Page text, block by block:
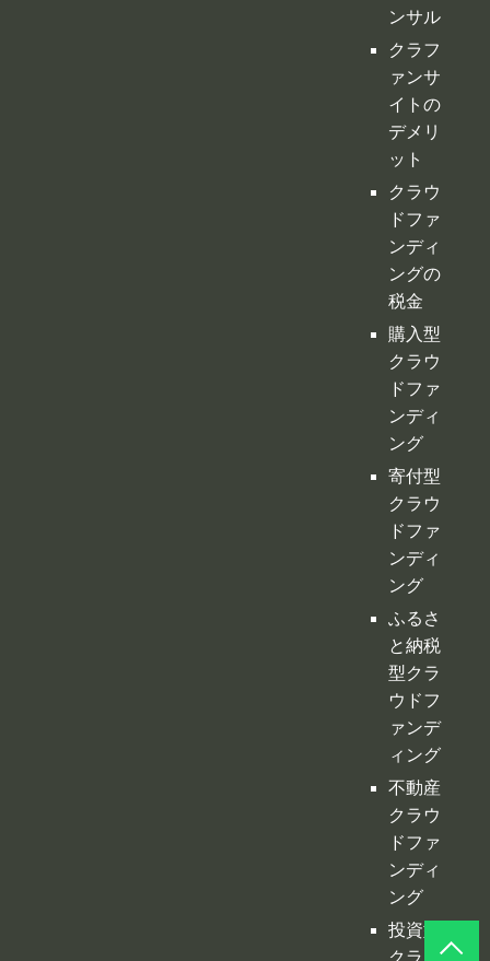
ンサル
クラフ
ァンサ
イトの
デメリ
ット
クラウ
ドファ
ンディ
ングの
税金
購入型
クラウ
ドファ
ンディ
ング
寄付型
クラウ
ドファ
ンディ
ング
ふるさ
と納税
型クラ
ウドフ
ァンデ
ィング
不動産
クラウ
ドファ
ンディ
ング
投資型